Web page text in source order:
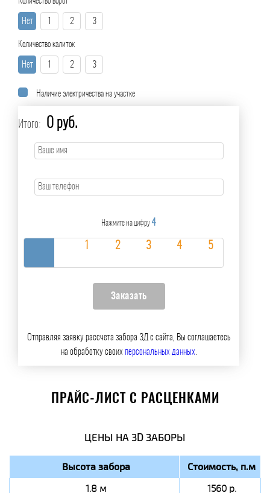
Нет 2 3
Количество калиток
Нет 2 3
Наличие электричества на участке
Итого: 0 руб.
Нажмите на цифру 4
Отправляя заявку рассчета забора 3Д с сайта, Вы соглашаетесь
на обработку своих персональных данных.
ПРАЙС-ЛИСТ С РАСЦЕНКАМИ
ЦЕНЫ НА 3D ЗАБОРЫ
Высота забора Стоимость, п.м
1.8 м 1560 р.